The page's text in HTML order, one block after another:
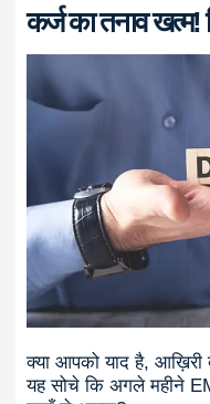
कर्ज का तनाव
क्या आपको याद है,
यह सोचे कि अगले महीने